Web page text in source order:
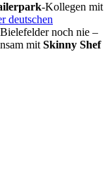
-Kollegen mit
deutschen
noch nie –
mit Skinny Shef